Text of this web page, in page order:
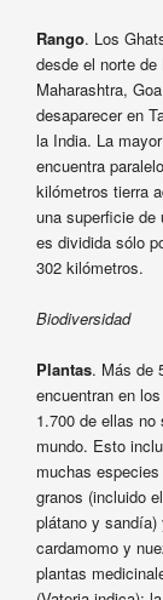
Rango. Los
desde el norte
Maharashtra,
desaparecer en
la India. La
encuentra
kilómetros tierra
una superficie de
es dividida sólo
302 kilómetros.
Biodiversidad
Plantas. Más de
encuentran en
1.700 de ellas no
mundo. Esto
muchas
granos (incluido
plátano y sandía)
cardamomo y
plantas